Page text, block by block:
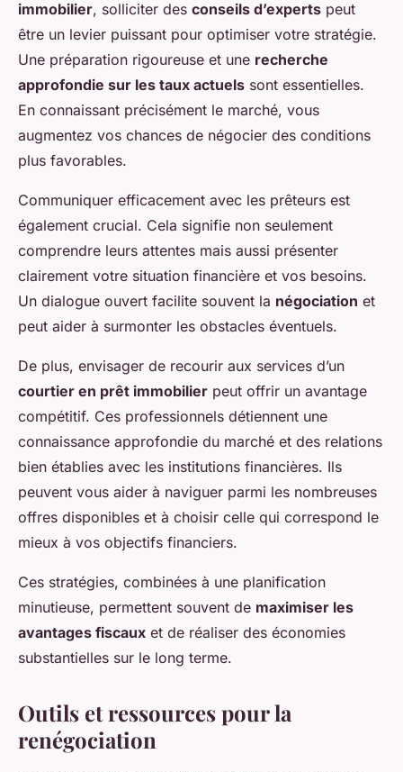
immobilier, solliciter des conseils d’experts peut
être un levier puissant pour optimiser votre stratégie.
Une préparation rigoureuse et une recherche
approfondie sur les taux actuels sont essentielles.
En connaissant précisément le marché, vous
augmentez vos chances de négocier des conditions
plus favorables.
Communiquer efficacement avec les prêteurs est
également crucial. Cela signifie non seulement
comprendre leurs attentes mais aussi présenter
clairement votre situation financière et vos besoins.
Un dialogue ouvert facilite souvent la négociation et
peut aider à surmonter les obstacles éventuels.
De plus, envisager de recourir aux services d’un
courtier en prêt immobilier peut offrir un avantage
compétitif. Ces professionnels détiennent une
connaissance approfondie du marché et des relations
bien établies avec les institutions financières. Ils
peuvent vous aider à naviguer parmi les nombreuses
offres disponibles et à choisir celle qui correspond le
mieux à vos objectifs financiers.
Ces stratégies, combinées à une planification
minutieuse, permettent souvent de maximiser les
avantages fiscaux et de réaliser des économies
substantielles sur le long terme.
Outils et ressources pour la
renégociation